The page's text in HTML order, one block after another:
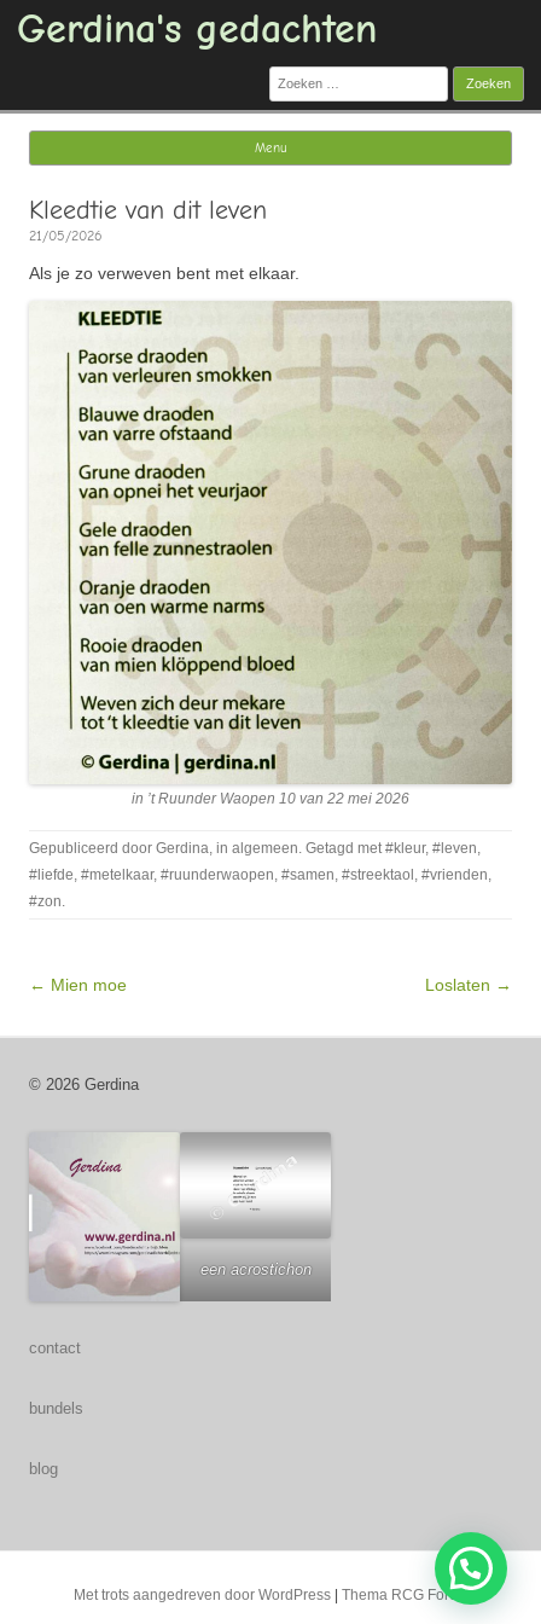
Gerdina's gedachten
Zoeken
naar:
Menu
Kleedtie van dit leven
21/05/2026
Als je zo verweven bent met elkaar.
in ’t Ruunder Waopen 10 van 22 mei 2026
Gepubliceerd door Gerdina, in algemeen. Getagd met#kleur, #leven,
#liefde, #metelkaar, #ruunderwaopen, #samen, #streektaol , #vrienden,
#zon.
Bericht navigatie
← Mien moe Loslaten →
© 2026 Gerdina
een acrostichon
contact
bundels
blog
Met trots aangedreven door WordPress| Thema RCG Forest